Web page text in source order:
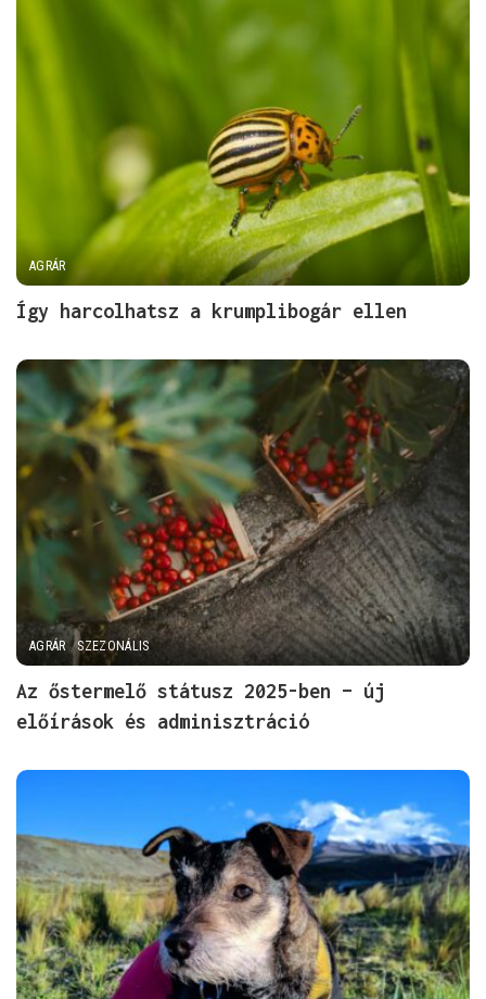
AGRÁR
Így harcolhatsz a krumplibogár ellen
AGRÁR SZEZONÁLIS
Az őstermelő státusz 2025-ben – új
előírások és adminisztráció